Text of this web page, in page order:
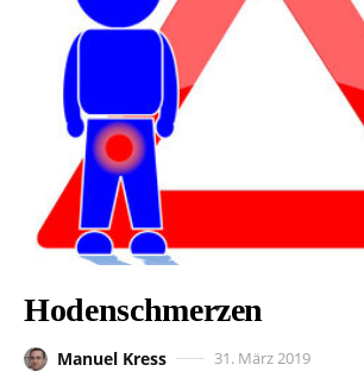
Hodenschmerzen
Manuel Kress 31. März 2019